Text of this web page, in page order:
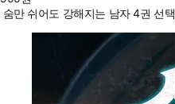
숨만 쉬어도 강해지는 남자 4권 선택